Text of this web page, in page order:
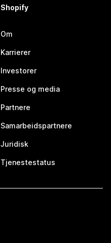
Shopify
Om
Karrierer
Investorer
Presse og media
Partnere
Samarbeidspartnere
Juridisk
Tjenestestatus